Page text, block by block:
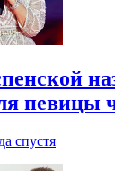
певицы
спустя